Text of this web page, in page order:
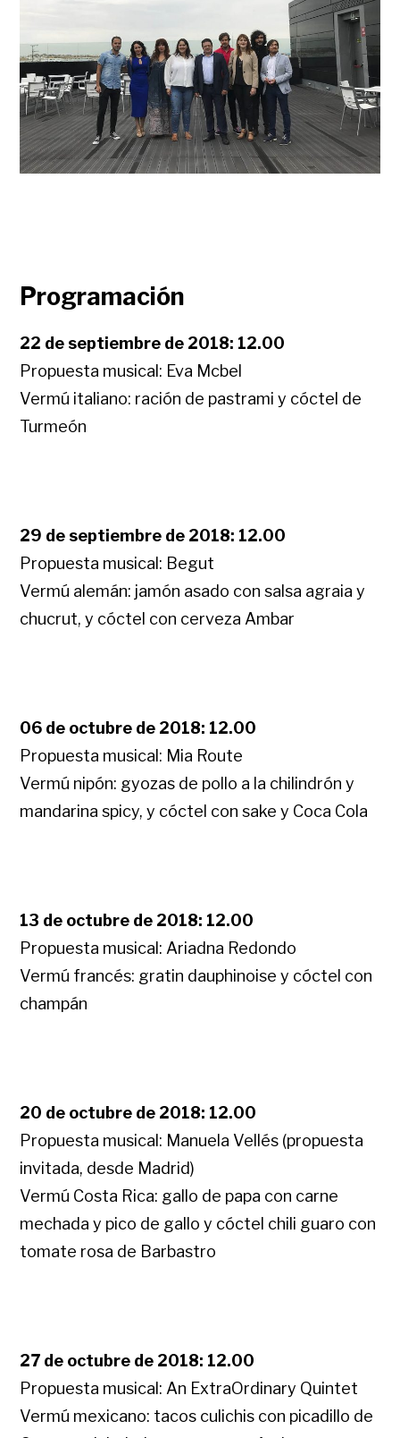
Programación
22 de septiembre de 2018: 12.00
Propuesta musical: Eva Mcbel
Vermú italiano: ración de pastrami y cóctel de
Turmeón
29 de septiembre de 2018: 12.00
Propuesta musical: Begut
Vermú alemán: jamón asado con salsa agraia y
chucrut, y cóctel con cerveza Ambar
06 de octubre de 2018: 12.00
Propuesta musical: Mia Route
Vermú nipón: gyozas de pollo a la chilindrón y
mandarina spicy, y cóctel con sake y Coca Cola
13 de octubre de 2018: 12.00
Propuesta musical: Ariadna Redondo
Vermú francés: gratin dauphinoise y cóctel con
champán
20 de octubre de 2018: 12.00
Propuesta musical: Manuela Vellés (propuesta
invitada, desde Madrid)
Vermú Costa Rica: gallo de papa con carne
mechada y pico de gallo y cóctel chili guaro con
tomate rosa de Barbastro
27 de octubre de 2018: 12.00
Propuesta musical: An ExtraOrdinary Quintet
Vermú mexicano: tacos culichis con picadillo de